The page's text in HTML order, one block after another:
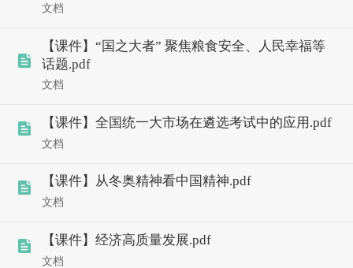
文档
【课件】“国之大者” 聚焦粮食安全、人民幸福等
话题.pdf
文档
【课件】全国统一大市场在遴选考试中的应用.pdf
文档
【课件】从冬奥精神看中国精神.pdf
文档
【课件】经济高质量发展.pdf
文档